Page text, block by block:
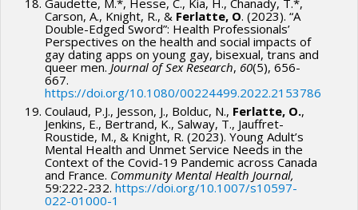
Carson, A., Knight, R., & Ferlatte, O. (2023). “A
Double-Edged Sword”: Health Professionals’
Perspectives on the health and social impacts of
gay dating apps on young gay, bisexual, trans and
queer men. Journal of Sex Research, 60(5), 656-
667.
https://doi.org/10.1080/00224499.2022.2153786
Coulaud, P.J., Jesson, J., Bolduc, N., Ferlatte, O.,
Jenkins, E., Bertrand, K., Salway, T., Jauffret-
Roustide, M., & Knight, R. (2023). Young Adult’s
Mental Health and Unmet Service Needs in the
Context of the Covid-19 Pandemic across Canada
and France. Community Mental Health Journal,
59:222-232. https://doi.org/10.1007/s10597-
022-01000-1